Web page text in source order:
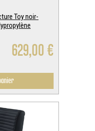
Toy noir-
629,00 €